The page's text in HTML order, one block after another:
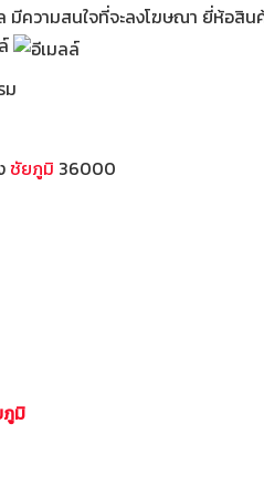
ความสนใจที่จะลงโฆษณา ยี่ห้อสิ
ม
ชัยภูมิ 36000
มิ